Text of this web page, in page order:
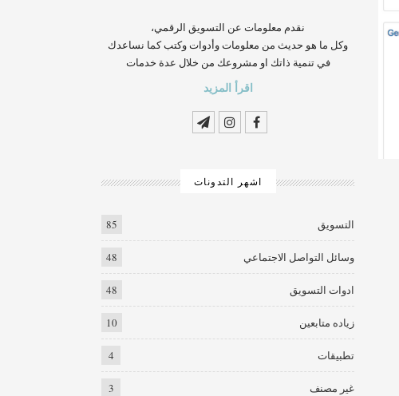
‏‏‏‏‏‏‏‏‏‏‏‏‏‏‏‏‏‏‏‏‏‏‏‏‏‏‏‏‏‏‏نقدم معلومات عن التسويق الرقمي،
وكل ما هو حديث من معلومات وأدوات وكتب كما نساعدك
في تنمية ذاتك او مشروعك من خلال عدة خدمات
اقرأ المزيد
اشهر التدونات
التسويق 85
وسائل التواصل الاجتماعي 48
ادوات التسويق 48
زياده متابعين 10
تطبيقات 4
غير مصنف 3